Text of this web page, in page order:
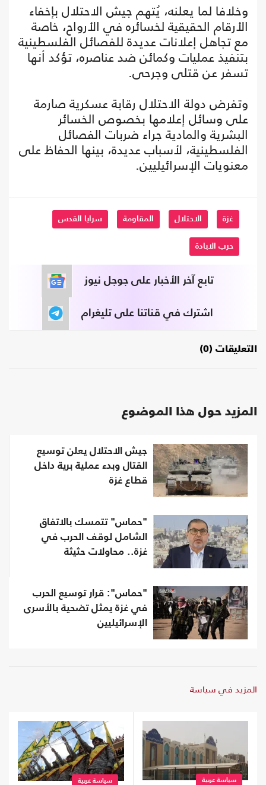
وخلافا لما يعلنه، يُتهم جيش الاحتلال بإخفاء
الأرقام الحقيقية لخسائره في الأرواح، خاصة
مع تجاهل إعلانات عديدة للفصائل الفلسطينية
بتنفيذ عمليات وكمائن ضد عناصره، تؤكد أنها
تسفر عن قتلى وجرحى.
وتفرض دولة الاحتلال رقابة عسكرية صارمة
على وسائل إعلامها بخصوص الخسائر
البشرية والمادية جراء ضربات الفصائل
الفلسطينية، لأسباب عديدة، بينها الحفاظ على
معنويات الإسرائيليين.
غزة الاحتلال المقاومة سرايا القدس
حرب الابادة
تابع آخر الأخبار على جوجل نيوز
اشترك في قناتنا على تليغرام
التعليقات (0)
المزيد حول هذا الموضوع
جيش الاحتلال يعلن توسيع
القتال وبدء عملية برية داخل
قطاع غزة
"حماس" تتمسك بالاتفاق
الشامل لوقف الحرب في
غزة.. محاولات حثيثة
"حماس": قرار توسيع الحرب
في غزة يمثل تضحية بالأسرى
الإسرائيليين
المزيد في سياسة
سياسة عربية سياسة عربية